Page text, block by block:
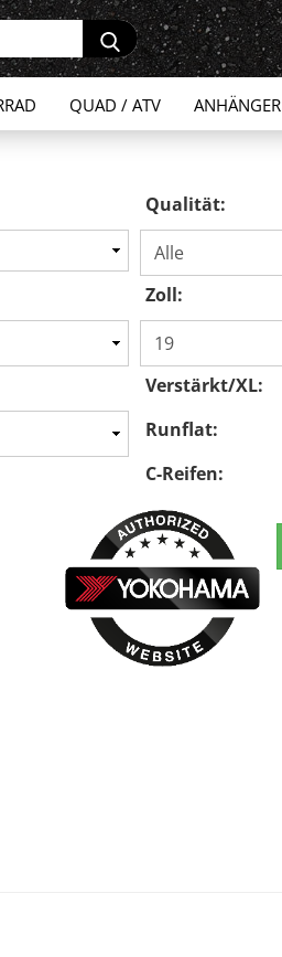
QUAD / ATV ANHÄNGER
Qualität:
Zoll:
Verstärkt/XL:
Runflat:
C-Reifen: